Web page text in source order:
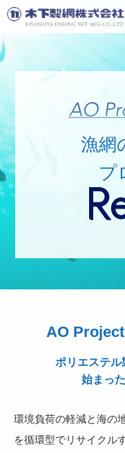
漁網
プ
AO
ポリエステル
始まっ
環境負荷の軽減と海の
を循環型でリサイクル